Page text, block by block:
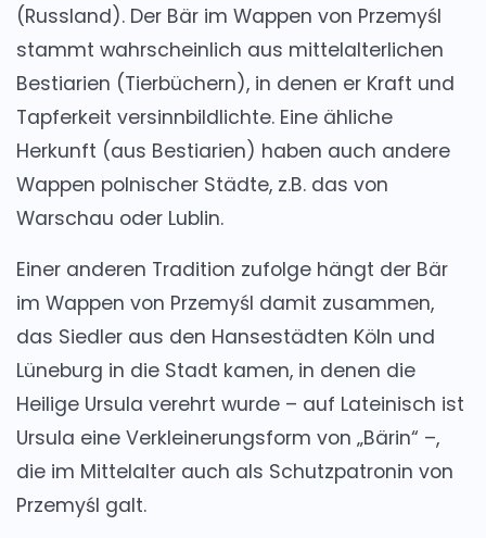
(Russland). Der Bär im Wappen von Przemyśl
stammt wahrscheinlich aus mittelalterlichen
Bestiarien (Tierbüchern), in denen er Kraft und
Tapferkeit versinnbildlichte. Eine ähliche
Herkunft (aus Bestiarien) haben auch andere
Wappen polnischer Städte, z.B. das von
Warschau oder Lublin.
Einer anderen Tradition zufolge hängt der Bär
im Wappen von Przemyśl damit zusammen,
das Siedler aus den Hansestädten Köln und
Lüneburg in die Stadt kamen, in denen die
Heilige Ursula verehrt wurde – auf Lateinisch ist
Ursula eine Verkleinerungsform von „Bärin“ –,
die im Mittelalter auch als Schutzpatronin von
Przemyśl galt.